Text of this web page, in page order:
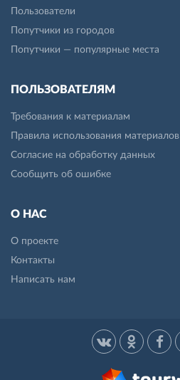
Пользователи
Попутчики из городов
Попутчики — популярные места
ПОЛЬЗОВАТЕЛЯМ
Требования к материалам
Правила использования материалов
Согласие на обработку данных
Сообщить об ошибке
О НАС
О проекте
Контакты
Написать нам